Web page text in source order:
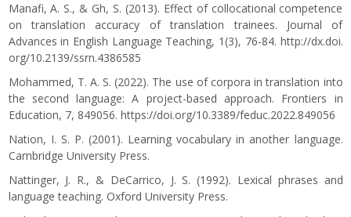
Manafi, A. S., & Gh, S. (2013). Effect of collocational competence
on translation accuracy of translation trainees. Journal of
Advances in English Language Teaching, 1(3), 76-84. http://dx.doi.
org/10.2139/ssrn.4386585
Mohammed, T. A. S. (2022). The use of corpora in translation into
the second language: A project-based approach. Frontiers in
Education, 7, 849056. https://doi.org/10.3389/feduc.2022.849056
Nation, I. S. P. (2001). Learning vocabulary in another language.
Cambridge University Press.
Nattinger, J. R., & DeCarrico, J. S. (1992). Lexical phrases and
language teaching. Oxford University Press.